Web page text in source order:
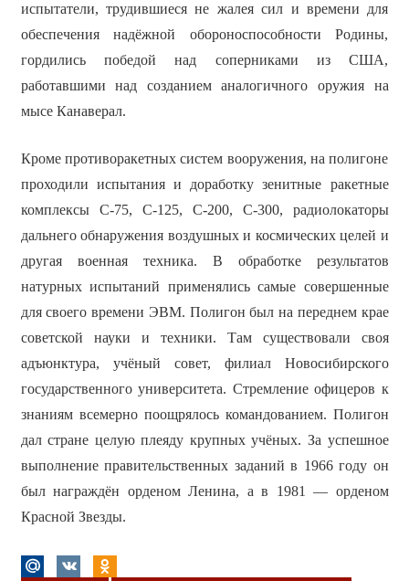
испытатели, трудившиеся не жалея сил и времени для
обеспечения надёжной обороноспособности Родины,
гордились победой над соперниками из США,
работавшими над созданием аналогичного оружия на
мысе Канаверал.
Кроме противоракетных систем вооружения, на полигоне
проходили испытания и доработку зенитные ракетные
комплексы С-75, С-125, С-200, С-300, радиолокаторы
дальнего обнаружения воздушных и космических целей и
другая военная техника. В обработке результатов
натурных испытаний применялись самые совершенные
для своего времени ЭВМ. Полигон был на переднем крае
советской науки и техники. Там существовали своя
адъюнктура, учёный совет, филиал Новосибирского
государственного университета. Стремление офицеров к
знаниям всемерно поощрялось командованием. Полигон
дал стране целую плеяду крупных учёных. За успешное
выполнение правительственных заданий в 1966 году он
был награждён орденом Ленина, а в 1981 — орденом
Красной Звезды.